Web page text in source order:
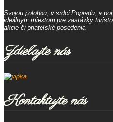
Svojou polohou, v srdci Popradu, a
ideálnym miestom pre zastávky
akcie či priateľské posedenia.
Zdieľajte nás
Kontaktujte nás